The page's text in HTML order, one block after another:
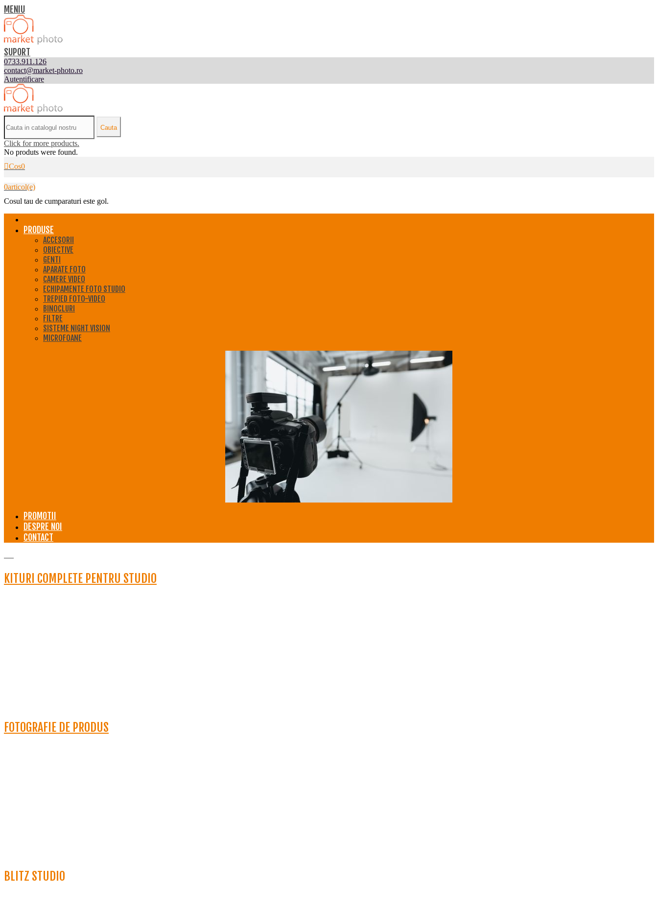
MENIU
SUPORT
0733.911.126
contact@market-photo.ro
Autentificare
Cauta
Click for more products.
No produts were found.
Cos0
0articol(e)
Cosul tau de cumparaturi este gol.
PRODUSE
ACCESORII
OBIECTIVE
GENTI
APARATE FOTO
CAMERE VIDEO
ECHIPAMENTE FOTO STUDIO
TREPIED FOTO-VIDEO
BINOCLURI
FILTRE
SISTEME NIGHT VISION
MICROFOANE
PROMOTII
DESPRE NOI
CONTACT
KITURI COMPLETE PENTRU STUDIO
FOTOGRAFIE DE PRODUS
BLITZ STUDIO